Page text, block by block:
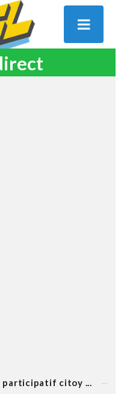
participatif citoy ...